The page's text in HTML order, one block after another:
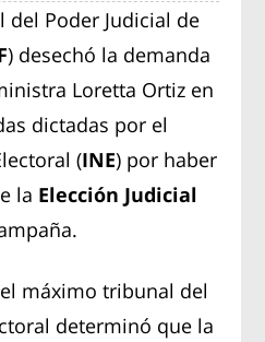
del Poder Judicial de
) desechó la demanda
Loretta Ortiz en
dictadas por el
(INE) por haber
la Elección Judicial
máximo tribunal del
determinó que la